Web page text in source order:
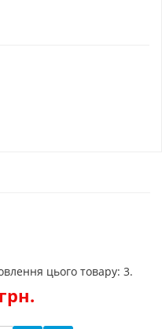
цього товару: 3.